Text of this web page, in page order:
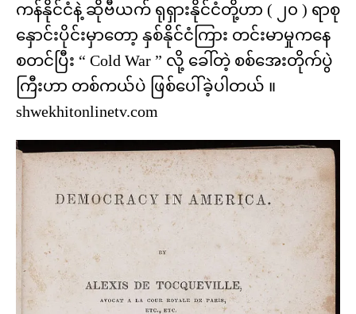
ကန်နိုင်ငံနဲ့ ဆိုဗီယက် ရုရှားနိုင်ငံတို့ဟာ ( ၂၀ ) ရာစု
နှောင်းပိုင်းမှာတော့ နှစ်နိုင်ငံကြား တင်းမာမှုကနေ
စတင်ပြီး “ Cold War ” လို့ ခေါ်တဲ့ စစ်အေးတိုက်ပွဲ
ကြီးဟာ တစ်ကယ်ပဲ ဖြစ်ပေါ်ခဲ့ပါတယ် ။
shwekhitonlinetv.com